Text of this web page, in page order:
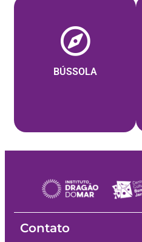
BÚSSOLA
Contato